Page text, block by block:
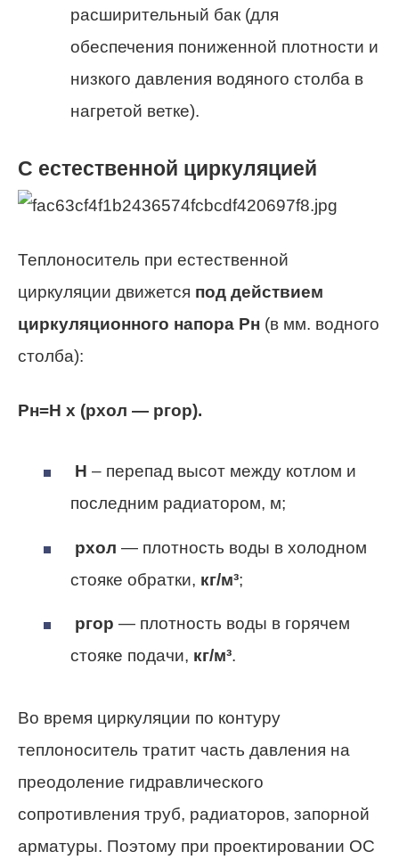
расширительный бак (для
обеспечения пониженной плотности и
низкого давления водяного столба в
нагретой ветке).
С естественной циркуляцией
Теплоноситель при естественной
циркуляции движется под действием
циркуляционного напора Pн (в мм. водного
столба):
Pн=H x (pхол — pгор).
Н – перепад высот между котлом и
последним радиатором, м;
pхол — плотность воды в холодном
стояке обратки, кг/м³;
pгор — плотность воды в горячем
стояке подачи, кг/м³.
Во время циркуляции по контуру
теплоноситель тратит часть давления на
преодоление гидравлического
сопротивления труб, радиаторов, запорной
арматуры. Поэтому при проектировании ОС